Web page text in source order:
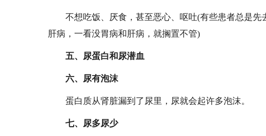
不想吃饭、厌食，甚至恶心、呕吐(有些患者总是先
肝病，一看没胃病和肝病，就搁置不管)
五、尿蛋白和尿潜血
六、尿有泡沫
蛋白质从肾脏漏到了尿里，尿就会起许多泡沫。
七、尿多尿少